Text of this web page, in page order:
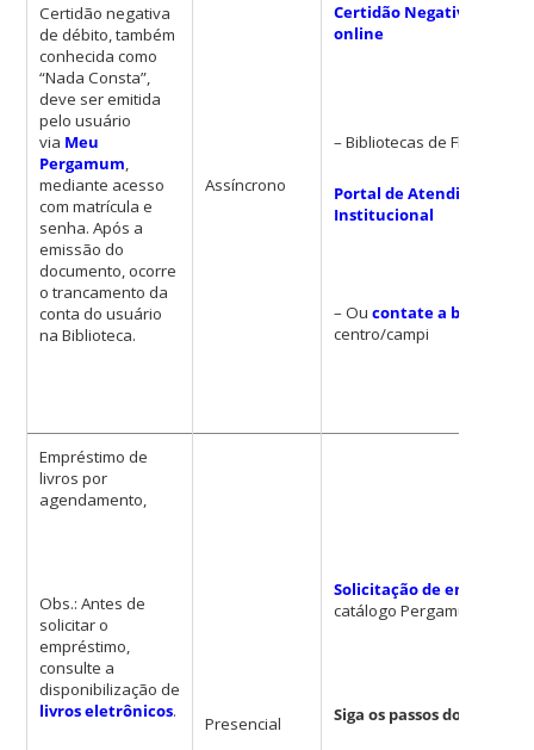
Certidão negativa
de débito, também
conhecida como
“Nada Consta”,
deve ser emitida
pelo usuário
via Meu
Pergamum,
mediante acesso
com matrícula e
senha. Após a
emissão do
documento, ocorre
o trancamento da
conta do usuário
na Biblioteca.
Assíncrono
Certidão Negativa de
online
– Bibliotecas de
Portal de Atendimento
Institucional
– Oucontate a biblioteca
centro/campi
Empréstimo de
livros por
agendamento,
Obs.: Antes de
solicitar o
empréstimo,
consulte a
disponibilização de
livros eletrônicos.
Presencial
Solicitação de
catálogo Pergamum
Siga os passos do